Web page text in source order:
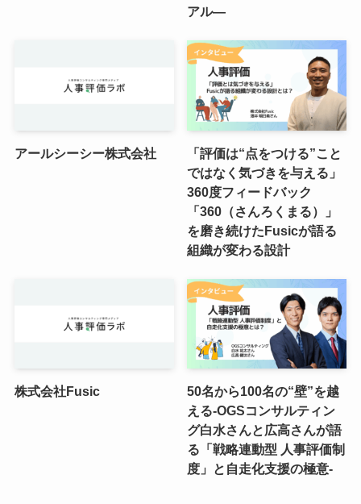
アル―
アールシーシー株式会社
「評価は“点をつける”こと
ではなく気づきを与える」
360度フィードバック
「360（さんろくまる）」
を磨き続けたFusicが語る
組織が変わる設計
株式会社Fusic
50名から100名の“壁”を越
える-OGSコンサルティン
グ白水さんと広高さんが語
る「戦略連動型 人事評価制
度」と自走化支援の極意-